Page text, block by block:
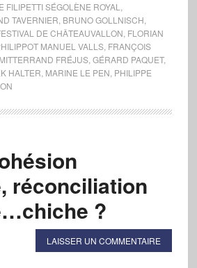
FILIPETTI SÉGOLÈNE ROYAL
TAVERNIER BRUNO GOLLNISCH
DE CHÂTEAUVALLON FLORIAN
MANUEL VALLS, FRANÇOIS
FRÉJUS, GÉRARD PAQUET,
HALTER MARINE LE PEN PHILIPPE
réconciliation
?
LAISSER UN COMMENTAIRE